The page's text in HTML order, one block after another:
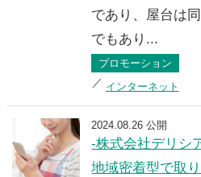
であり、屋台は
でもあり...
プロモーション
インターネット
2024.08.26 公開
-株式会社デリシ
地域密着型で取